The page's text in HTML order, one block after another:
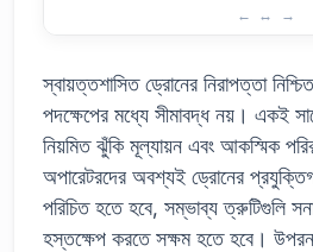
স্বায়ত্তশাসিত ড্রোনের নিরাপত্তা
পদক্ষেপের মধ্যে সীমাবদ্ধ নয়। একই
নিয়মিত ঝুঁকি মূল্যায়ন এবং আকস্মিক
অপারেটরদের অবশ্যই ড্রোনের
পরিচিত হতে হবে, সম্ভাব্য ত্রুটিগুলি
হস্তক্ষেপ করতে সক্ষম হতে হবে।